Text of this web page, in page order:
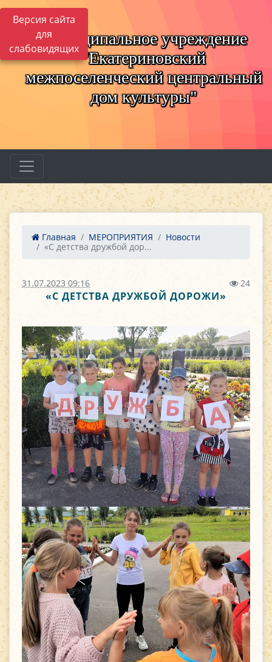
Версия сайта
для
слабовидящих
Муниципальное учреждение
"Екатериновский
межпоселенческий центральный
дом культуры"
Главная МЕРОПРИЯТИЯ
Новости
«С детства дружбой дор...
31.07.2023 09:16 24
«С ДЕТСТВА ДРУЖБОЙ ДОРОЖИ»